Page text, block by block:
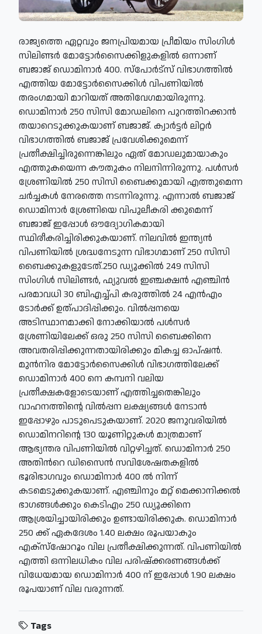
രാജ്യത്തെ ഏറ്റവും ജനപ്രിയമായ പ്രീമിയം സിംഗിൾ
സിലിണ്ടർ മോട്ടോർസൈക്കിളുകളിൽ ഒന്നാണ്
ബജാജ് ഡൊമിനാർ 400. സ്‌പോർട്സ് വിഭാഗത്തിൽ
എത്തിയ മോട്ടോർസൈക്കിൾ വിപണിയിൽ
തരംഗമായി മാറിയത് അതിവേഗമായിരുന്നു.
ഡൊമിനാർ 250 സിസി മോഡലിനെ പുറത്തിറക്കാൻ
തയാറെടുക്കുകയാണ് ബജാജ്. ക്വാർട്ടർ ലിറ്റർ
വിഭാഗത്തിൽ ബജാജ് പ്രവേശിക്കുമെന്ന്
പ്രതീക്ഷിച്ചിരുന്നെങ്കിലും ഏത് മോഡലുമായാകും
എത്തുകയെന്ന കൗതുകം നിലനിന്നിരുന്നു. പൾസർ
ശ്രേണിയിൽ 250 സിസി ബൈക്കുമായി എത്തുമെന്ന
ചർച്ചകൾ നേരത്തെ നടന്നിരുന്നു. എന്നാൽ ബജാജ്
ഡൊമിനാർ ശ്രേണിയെ വിപുലീകരി ക്കുമെന്ന്
ബജാജ് ഇപ്പോൾ ഔദ്യോഗികമായി
സ്ഥിരീകരിച്ചിരിക്കുകയാണ്. നിലവിൽ ഇന്ത്യൻ
വിപണിയിൽ ശ്രദ്ധനേടുന്ന വിഭാഗമാണ് 250 സിസി
ബൈക്കുകളുടേത്.250 ഡ്യൂക്കിൽ 249 സിസി
സിംഗിൾ സിലിണ്ടർ, ഫ്യുവൽ ഇഞ്ചക്ഷൻ എഞ്ചിൻ
പരമാവധി 30 ബിഎച്ച്പി കരുത്തിൽ 24 എൻഎം
ടോർക്ക് ഉത്പാദിപ്പിക്കും. വിൽപ്പനയെ
അടിസ്ഥാനമാക്കി നോക്കിയാൽ പൾസർ
ശ്രേണിയിലേക്ക് ഒരു 250 സിസി ബൈക്കിനെ
അവതരിപ്പിക്കുന്നതായിരിക്കും മികച്ച ഓപ്ഷൻ.
മുൻനിര മോട്ടോർസൈക്കിൾ വിഭാഗത്തിലേക്ക്
ഡൊമിനാർ 400 നെ കമ്പനി വലിയ
പ്രതീക്ഷകളോടെയാണ് എത്തിച്ചതെങ്കിലും
വാഹനത്തിന്റെ വിൽപ്പന ലക്ഷ്യങ്ങൾ നേടാൻ
ഇപ്പോഴും പാടുപെടുകയാണ്. 2020 ജനുവരിയിൽ
ഡൊമിനറിന്റെ 130 യൂണിറ്റുകൾ മാത്രമാണ്
ആഭ്യന്തര വിപണിയിൽ വിറ്റഴിച്ചത്. ഡൊമിനാർ 250
അതിന്‍റെ ഡിസൈൻ സവിശേഷതകളിൽ
ഭൂരിഭാഗവും ഡൊമിനാർ 400 ൽ നിന്ന്
കടമെടുക്കുകയാണ്. എഞ്ചിനും മറ്റ് മെക്കാനിക്കൽ
ഭാഗങ്ങൾക്കും കെടിഎം 250 ഡ്യൂക്കിനെ
ആശ്രയിച്ചായിരിക്കും ഉണ്ടായിരിക്കുക. ഡൊമിനാർ
250 ക്ക് ഏകദേശം 1.40 ലക്ഷം രൂപയാകും
എക്‌സ്‌ഷോറൂം വില പ്രതീക്ഷിക്കുന്നത്. വിപണിയിൽ
എത്തി ഒന്നിലധികം വില പരിഷ്‌ക്കരണങ്ങൾക്ക്
വിധേയമായ ഡൊമിനാർ 400 ന് ഇപ്പോൾ 1.90 ലക്ഷം
രൂപയാണ് വില വരുന്നത്.
Tags